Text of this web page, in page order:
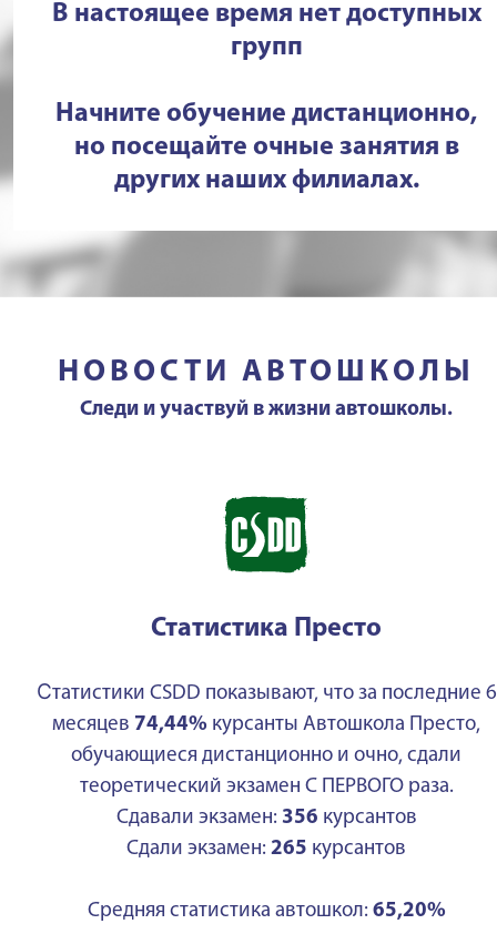
В настоящее время нет доступных
групп
Начните обучение дистанционно,
но посещайте очные занятия в
других наших филиалах.
НОВОСТИ АВТОШКОЛЫ
Следи и участвуй в жизни автошколы.
Статистика Престо
Статистики CSDD показывают, что за последние 6
месяцев 74,44% курсанты Автошкола Престо,
обучающиеся дистанционно и очно, сдали
теоретический экзамен С ПЕРВОГО раза.
Сдавали экзамен: 356 курсантов
Сдали экзамен: 265 курсантов
Средняя статистика автошкол: 65,20%